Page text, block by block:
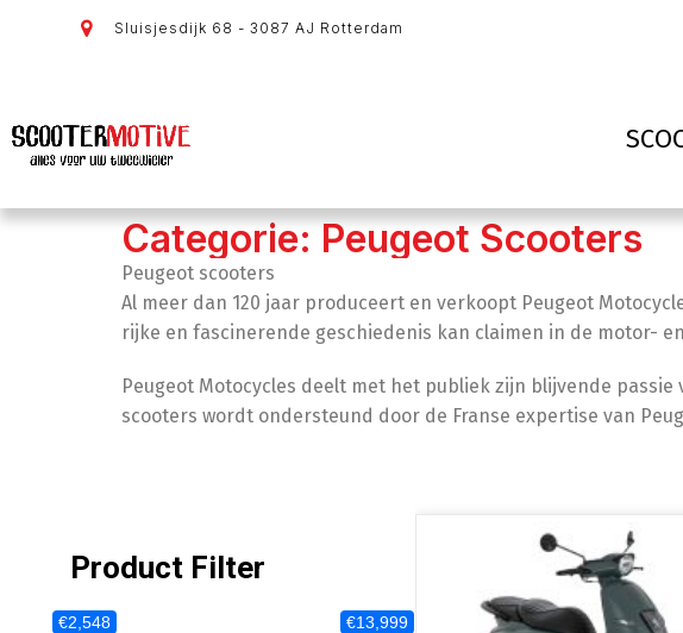
Sluisjesdijk 68 - 3087 AJ Rotterdam
Categorie: Peugeot Scooters
Peugeot scooters
Al meer dan 120 jaar produceert en verkoopt Peugeot
rijke en fascinerende geschiedenis kan claimen in de motor-
Peugeot Motocycles deelt met het publiek zijn blijvende
scooters wordt ondersteund door de Franse expertise van
Product Filter
€2,548 €13,999